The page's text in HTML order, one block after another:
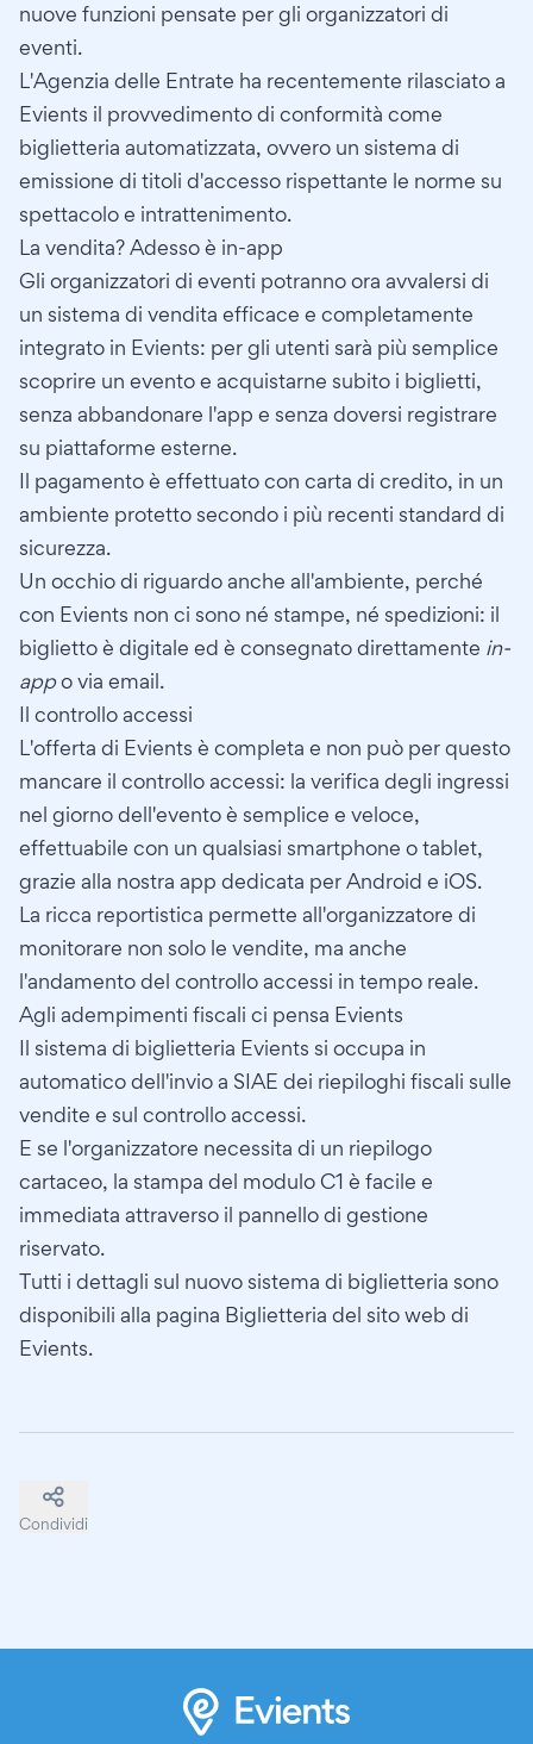
nuove funzioni pensate per gli organizzatori di
eventi.
L'Agenzia delle Entrate ha recentemente rilasciato a
Evients il provvedimento di conformità come
biglietteria automatizzata, ovvero un sistema di
emissione di titoli d'accesso rispettante le norme su
spettacolo e intrattenimento.
La vendita? Adesso è in-app
Gli organizzatori di eventi potranno ora avvalersi di
un sistema di vendita efficace e completamente
integrato in Evients: per gli utenti sarà più semplice
scoprire un evento e acquistarne subito i biglietti,
senza abbandonare l'app e senza doversi registrare
su piattaforme esterne.
Il pagamento è effettuato con carta di credito, in un
ambiente protetto secondo i più recenti standard di
sicurezza.
Un occhio di riguardo anche all'ambiente, perché
con Evients non ci sono né stampe, né spedizioni: il
biglietto è digitale ed è consegnato direttamente in-
appo via email.
Il controllo accessi
L'offerta di Evients è completa e non può per questo
mancare il controllo accessi: la verifica degli ingressi
nel giorno dell'evento è semplice e veloce,
effettuabile con un qualsiasi smartphone o tablet,
grazie alla nostra app dedicata per Android e iOS.
La ricca reportistica permette all'organizzatore di
monitorare non solo le vendite, ma anche
l'andamento del controllo accessi in tempo reale.
Agli adempimenti fiscali ci pensa Evients
Il sistema di biglietteria Evients si occupa in
automatico dell'invio a SIAE dei riepiloghi fiscali sulle
vendite e sul controllo accessi.
E se l'organizzatore necessita di un riepilogo
cartaceo, la stampa del modulo C1 è facile e
immediata attraverso il pannello di gestione
riservato.
Tutti i dettagli sul nuovo sistema di biglietteria sono
disponibili alla pagina Biglietteria del sito web di
Evients.
Condividi